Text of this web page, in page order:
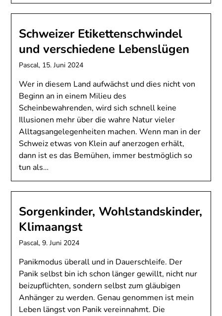
Schweizer Etikettenschwindel
und verschiedene Lebenslügen
Pascal, 15. Juni 2024
Wer in diesem Land aufwächst und dies nicht von
Beginn an in einem Milieu des
Scheinbewahrenden, wird sich schnell keine
Illusionen mehr über die wahre Natur vieler
Alltagsangelegenheiten machen. Wenn man in der
Schweiz etwas von Klein auf anerzogen erhält,
dann ist es das Bemühen, immer bestmöglich so
tun als…
Sorgenkinder, Wohlstandskinder,
Klimaangst
Pascal,9. Juni 2024
Panikmodus überall und in Dauerschleife. Der
Panik selbst bin ich schon länger gewillt, nicht nur
beizupflichten, sondern selbst zum gläubigen
Anhänger zu werden. Genau genommen ist mein
Leben längst von Panik vereinnahmt. Die